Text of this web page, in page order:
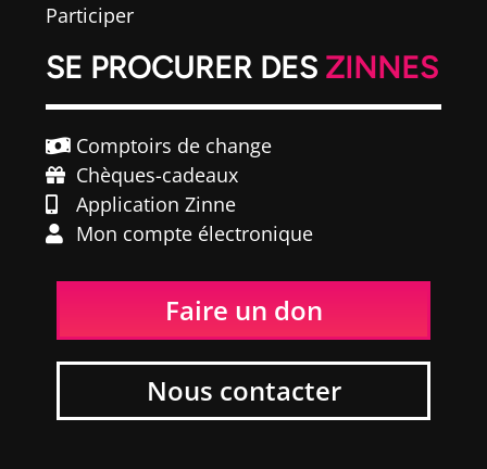
Participer
SE PROCURER DES ZINNES
Comptoirs de change
Chèques-cadeaux
Application Zinne
Mon compte électronique
Faire un don
Nous contacter